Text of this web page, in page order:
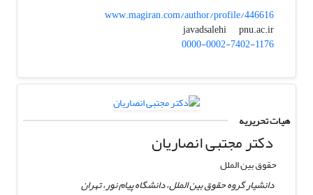
www.magiran.com/author/profile/446616
javadsalehi
pnu.ac.ir
0000-0002-7402-1176
هیات تحریریه
دکتر مجتبی انصاریان
حقوق بین الملل
دانشیار گروه حقوق بین الملل، دانشگاه پیام نور، تهران